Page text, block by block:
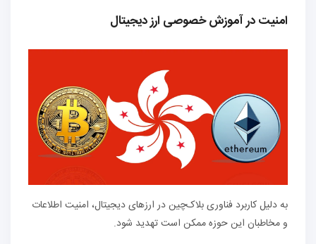
امنیت در آموزش خصوصی ارز دیجیتال
به دلیل کاربرد فناوری بلاک‌چین در ارزهای دیجیتال، امنیت اطلاعات
و مخاطبان این حوزه ممکن است تهدید شود.